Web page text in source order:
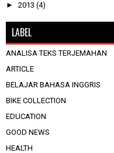
► 2013 (4)
LABEL
ANALISA TEKS TERJEMAHAN
ARTICLE
BELAJAR BAHASA INGGRIS
BIKE COLLECTION
EDUCATION
GOOD NEWS
HEALTH